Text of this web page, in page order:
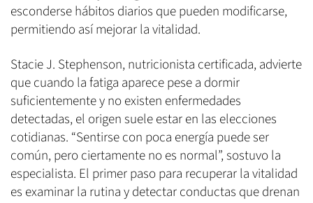
esconderse hábitos diarios que pueden modificarse,
permitiendo así mejorar la vitalidad.
Stacie J. Stephenson, nutricionista certificada, advierte
que cuando la fatiga aparece pese a dormir
suficientemente y no existen enfermedades
detectadas, el origen suele estar en las elecciones
cotidianas. “Sentirse con poca energía puede ser
común, pero ciertamente no es normal”, sostuvo la
especialista. El primer paso para recuperar la vitalidad
es examinar la rutina y detectar conductas que drenan